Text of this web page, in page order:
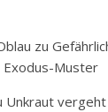
zu
Exodus-Muster
Unkraut vergeht